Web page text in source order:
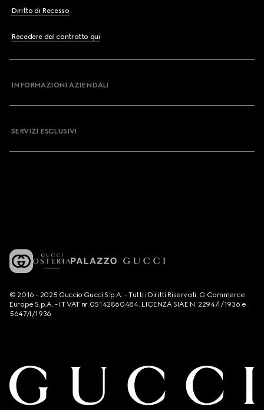
Diritto di Recesso
Recedere dal contratto qui
INFORMAZIONI AZIENDALI
SERVIZI ESCLUSIVI
© 2016 - 2025 Guccio Gucci S.p.A. - Tutti i Diritti Riservati. G Commerce
Europe S.p.A. - IT VAT nr 05142860484. LICENZA SIAE N. 2294/I/1936 e
5647/I/1936